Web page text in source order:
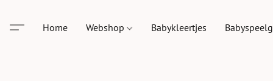
Home Webshop Babykleertjes